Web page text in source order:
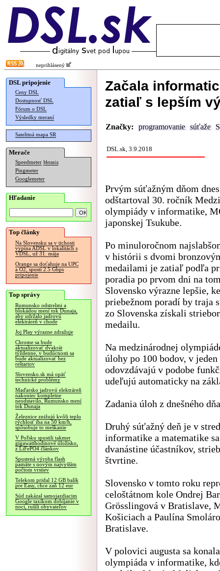
neprihlásený
DSL pripojenie
Ceny DSL
Dostupnosť DSL
Fórum o DSL
Výsledky meraní
Satelitná mapa SR
Merače
Speedmeter Merania
Pingmeter
Googlemeter
Hľadanie
Top články
Na Slovensku sa v tichosti
vypína ADSL v lokalitách s
VDSL, už 31. mája
Orange sa doťahuje na UPC
a O2, spustí 2.5 Gbps
pripojenie
Top správy
Rumunsko odstrelmi a
blokádou mení tok Dunaja,
aby udržalo jadrovú
elektráreň v chode
Joj Play výrazne zdražuje
Chrome sa bude
aktualizovať dvakrát
týždenne, v budúcnosti sa
bude aktualizovať bez
reštartov
Slovensko.sk má opäť
technické problémy
Maďarsko jadrovú elektráreň
nakoniec kompletne
neodstavilo, Rumunsko mení
tok Dunaja
Železnice znižujú kvôli teplu
rýchlosť iba na 50 km/h,
spôsobuje to meškanie
V Poľsku spustili takmer
gigawatthodinové úložisko,
z LiFePO4 článkov
Spustená výroba flash
pamäte s novým najvyšším
počtom vrstiev
Telekom pridal 12 GB balík
pre Easy, chce zaň 12 eur
Súd zakázal samojazdiacim
Google taxíkom dobíjanie v
noci, rušili obyvateľov
Začala
zatiaľ s lepším
Značky: programovanie súťaže
DSL.sk, 3.9.2018
Prvým súťažným dňom dnes
odštartoval 30. ročník
olympiády v informatike,
japonskej Tsukube.
Po minuloročnom
v histórii s dvomi
medailami je zatiaľ podľa
poradia po prvom dni na
Slovensko výrazne lepšie,
priebežnom poradí by traja
zo Slovenska získali
medailu.
Na medzinárodnej
úlohy po 100 bodov, v
odovzdávajú v podobe
udeľujú automaticky na
Zadania úloh z dnešného
Druhý súťažný deň je v
informatike a matematike
dvanástine účastníkov,
štvrtine.
Slovensko v tomto roku
celoštátnom kole Ondrej
Grösslingová v Bratislave,
Košiciach a Paulína
Bratislave.
V polovici augusta sa
olympiáda v informatike,